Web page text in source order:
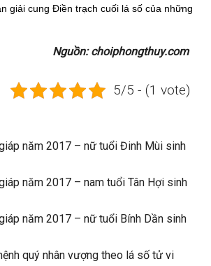
giải cung Điền trạch cuối lá số của những
Nguồn: choiphongthuy.com
5/5 - (1 vote)
năm 2017 – nữ tuổi Đinh Mùi sinh
năm 2017 – nam tuổi Tân Hợi sinh
năm 2017 – nữ tuổi Bính Dần sinh
quý nhân vượng theo lá số tử vi